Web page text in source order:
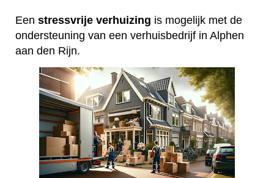
Een stressvrije verhuizing is mogelijk met de
ondersteuning van een verhuisbedrijf in Alphen
aan den Rijn.